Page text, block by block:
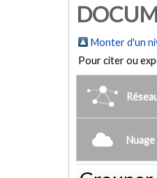
Monter d'un
Pour citer ou